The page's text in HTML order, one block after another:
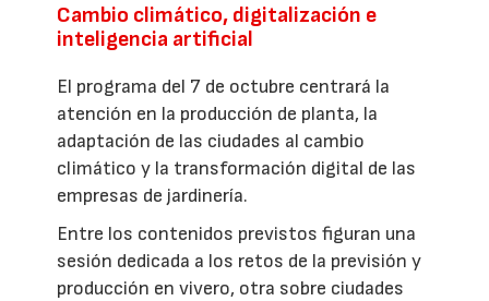
Cambio climático, digitalización e
inteligencia artificial
El programa del 7 de octubre centrará la
atención en la producción de planta, la
adaptación de las ciudades al cambio
climático y la transformación digital de las
empresas de jardinería.
Entre los contenidos previstos figuran una
sesión dedicada a los retos de la previsión y
producción en vivero, otra sobre ciudades